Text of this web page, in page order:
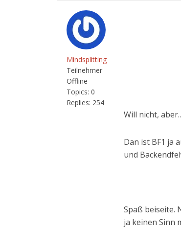
Mindsplitting
Teilnehmer
Offline
Topics: 0
Replies: 254
Will nicht,
Dan ist BF1 ja
und
Spaß beiseite.
ja keinen Sinn